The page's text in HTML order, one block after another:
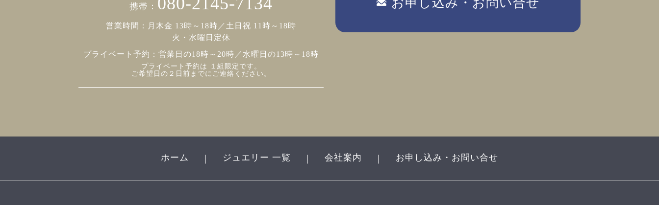
携帯：
営業時間：月木金 13時～18時／土日祝 11時～18時
火・水曜日定休
プライベート予約： 営業日の18時～20時／水曜日の13時～18時
プライベート予約は １組限定です。
ご希望日の２日前までにご連絡ください。
ホーム ジュエリー 一覧 会社案内 お申し込み・お問い合せ